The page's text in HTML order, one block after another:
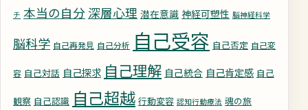
チ 本当の自分 深層心理 潜在意識 神経可塑性 脳神経科学
脳科学 自己再発見 自己分析 自己受容 自己否定 自己変
容 自己対話 自己探求 自己理解 自己統合 自己肯定感 自己
観察 自己認識 自己超越 行動変容 認知行動療法 魂の旅